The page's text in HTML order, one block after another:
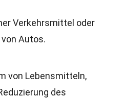
Verkehrsmittel oder
Autos.
von Lebensmitteln,
des